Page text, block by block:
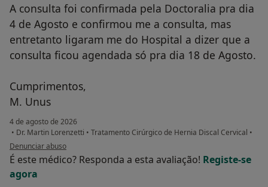
A consulta foi confirmada pela Doctoralia pra dia
4 de Agosto e confirmou me a consulta, mas
entretanto ligaram me do Hospital a dizer que a
consulta ficou agendada só pra dia 18 de Agosto.
Cumprimentos,
M. Unus
4 de agosto de 2026
• Dr. Martin Lorenzetti • Tratamento Cirúrgico de Hernia Discal Cervical •
na opinião do utilizador M. Unus
Denunciar abuso
É este médico? Responda a esta avaliação! Registe-se
agora